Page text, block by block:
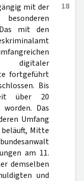
18
mit der
mit den
digitaler
fortgeführt
Bis
über 20
worden. Das
Umfang
Mitte
am 11.
demselben
und